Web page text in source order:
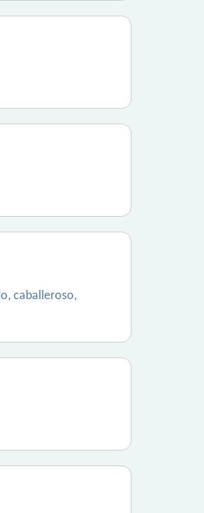
caballeroso,